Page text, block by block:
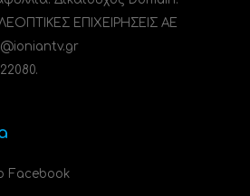
ΕΠΙΧΕΙΡΗΣΕΙΣ ΑΕ
Facebook